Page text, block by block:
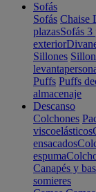
Sofás
Sofás Chaise
plazasSofás 3
exterior
Sillones
Puffs Puffs
almacenaje
Descanso
Colchones
viscoelásticos
ensacados
espuma
Canapés y
somieres